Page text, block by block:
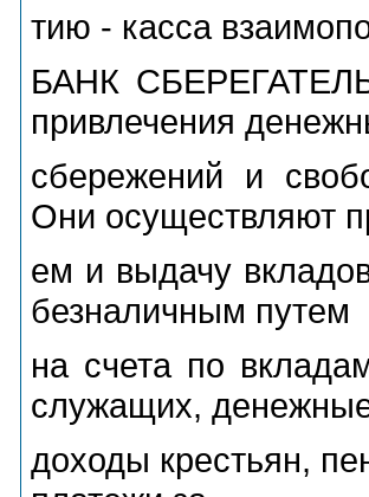
тию - касса
БАНК
привлечения
сбережений и
Они осуществляют
ем и выдачу
безналичным путем
на счета по
служащих,
доходы крестьян,